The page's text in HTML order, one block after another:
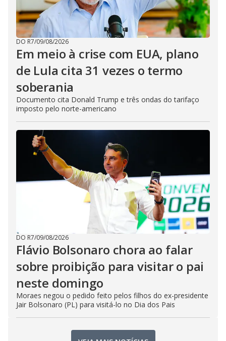
DO R7/09/08/2026
Em meio à crise com EUA, plano
de Lula cita 31 vezes o termo
soberania
Documento cita Donald Trump e três ondas do tarifaço
imposto pelo norte-americano
DO R7/09/08/2026
Flávio Bolsonaro chora ao falar
sobre proibição para visitar o pai
neste domingo
Moraes negou o pedido feito pelos filhos do ex-presidente
Jair Bolsonaro (PL) para visitá-lo no Dia dos Pais